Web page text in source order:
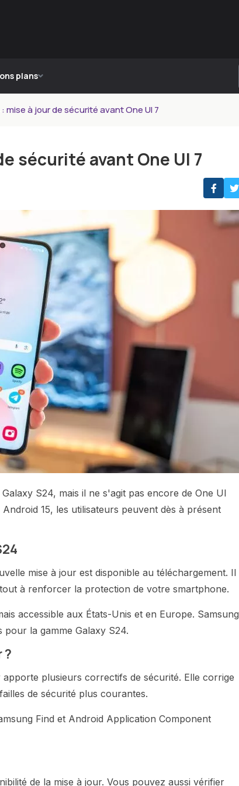
plans
mise à jour de sécurité avant One UI 7
sécurité avant One UI 7
S24, mais il ne s'agit pas encore de One UI
15, les utilisateurs peuvent dès à présent
mise à jour est disponible au téléchargement. Il
à renforcer la protection de votre smartphone.
accessible aux États-Unis et en Europe. Samsung
pour la gamme Galaxy S24.
?
plusieurs correctifs de sécurité. Elle corrige
de sécurité plus courantes.
Find et Android Application Component
de la mise à jour. Vous pouvez aussi vérifier